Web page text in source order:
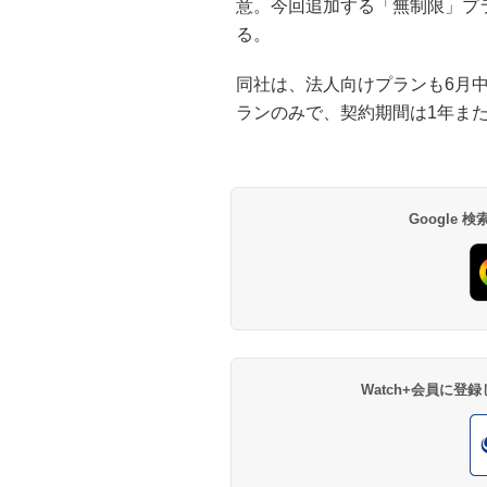
意。今回追加する「無制限」
る。
同社は、法人向けプランも6月
ランのみで、契約期間は1年ま
Google 検
Watch+会員に登録